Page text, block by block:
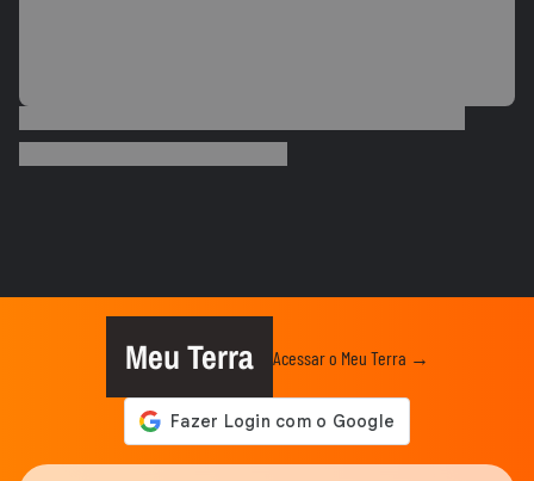
Salada Sensação: refrescante e
surpreendente
Meu Terra Acessar o Meu Terra →